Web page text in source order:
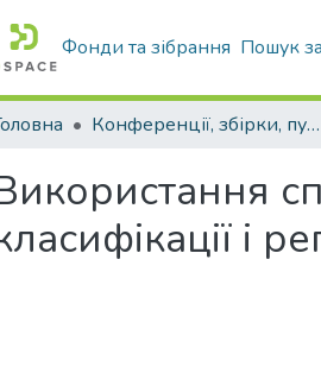
Фонди та зібрання Пошук
Конференції, збірки, публікації молодих вчених і здобувачів : магістрів, бакалаврів, аспірантів.
і